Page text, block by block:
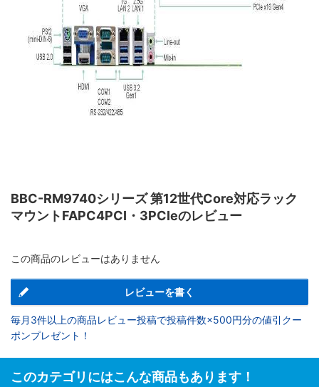
BBC-RM9740シリーズ 第12世代Core対応ラック
マウントFAPC4PCI・3PCIeのレビュー
この商品のレビューはありません
レビューを書く
毎月3件以上の商品レビュー投稿で投稿件数×500円分の値引クー
ポンプレゼント！
このカテゴリにはこんな商品もあります！